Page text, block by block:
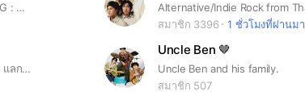
𓇼 ࿆ ยินดีต้อนรับเข้าสู่มหาสมุทร 𓆟 ˚ IG : whalanddolph 🐬 FB : Whal & Dolph 🐋 Twitter : @whalanddolph 🪼
สมาชิก 3396
1 ชั่วโมงที่ผ่านมา
สวัสดีครับ นี่ึืคือพื้นที่ว่าง ๆ สำหรับพูดคุย แลกเปลี่ยนเรื่องราวดนตรี หรือจะชวนกันไปคอนเสิร์ต ของเพจดนตรีเล็กจิ๋ว ที่มีชื่อว่า ambient of nor
Uncle Ben 🤎
Uncle Ben and his family.
สมาชิก 507